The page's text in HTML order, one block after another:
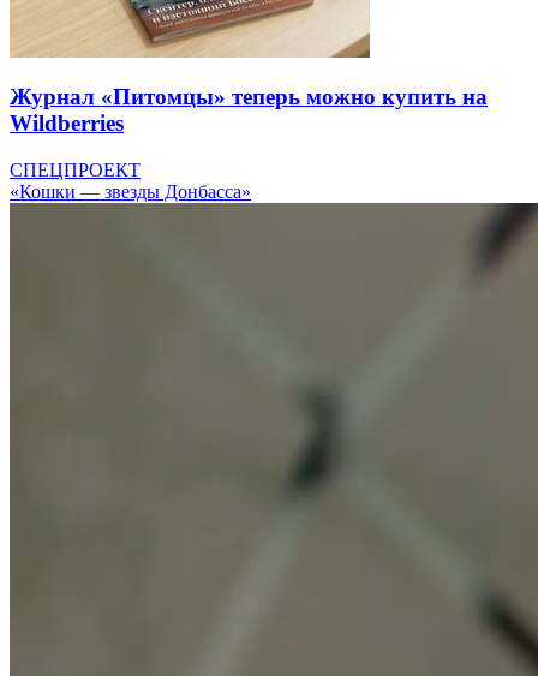
Журнал «Питомцы» теперь можно купить на
Wildberries
СПЕЦПРОЕКТ
«Кошки — звезды Донбасса»